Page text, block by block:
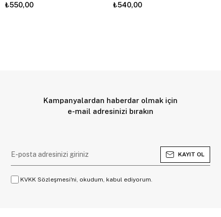
₺550,00 ₺540,00
Kampanyalardan haberdar olmak için
e-mail adresinizi bırakın
KAYIT OL
KVKK Sözleşmesi'ni, okudum, kabul ediyorum.